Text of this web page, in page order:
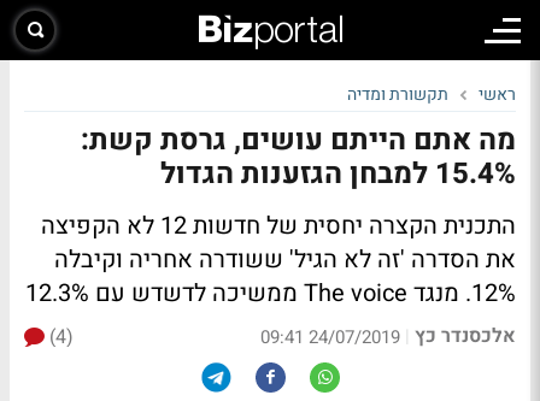
ראשי תקשורת ומדיה
מה אתם הייתם עושים, גרסת קשת:
15.4% למבחן הגזענות הגדול
התכנית הקצרה יחסית של חדשות 12 לא הקפיצה
את הסדרה 'זה לא הגיל' ששודרה אחריה וקיבלה
12%. מנגד The voice ממשיכה לדשדש עם 12.3%
אלכסנדר כץ |
24/07/2019 09:41
(4)